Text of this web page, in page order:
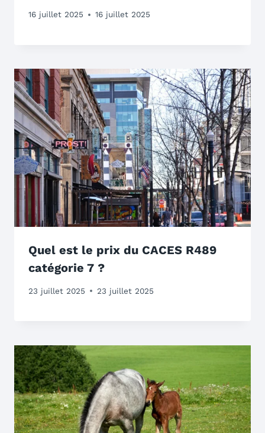
16 juillet 2025 16 juillet 2025
Quel est le prix du CACES R489
catégorie 7 ?
23 juillet 2025 23 juillet 2025